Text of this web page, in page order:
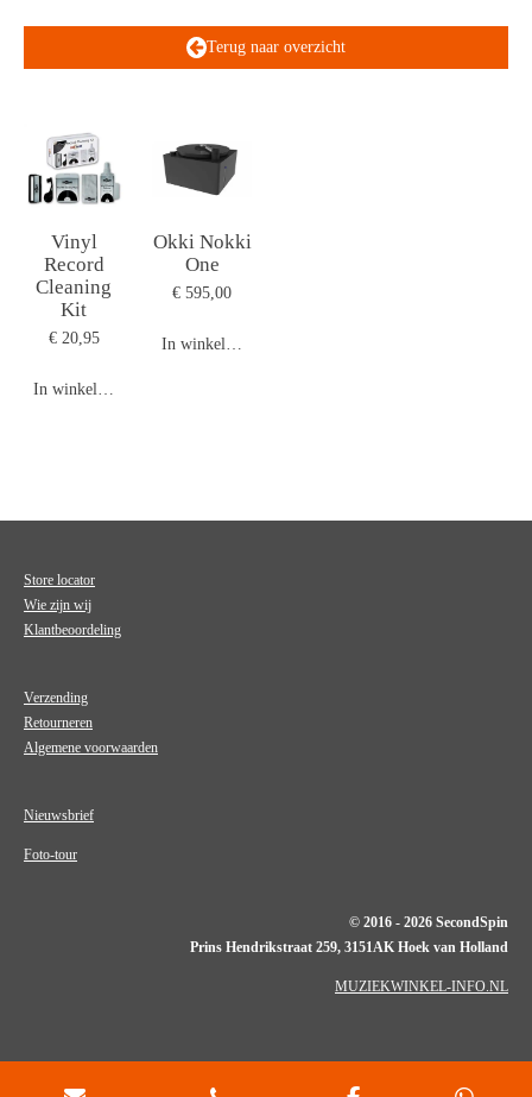
Terug naar overzicht
Vinyl
Record
Cleaning
Kit
€ 20,95
In winkelwagen
Okki Nokki
One
€ 595,00
In winkelwagen
Store locator
Wie zijn wij
Klantbeoordeling
Verzending
Retourneren
Algemene voorwaarden
Nieuwsbrief
Foto-tour
© 2016 - 2026 SecondSpin
Prins Hendrikstraat 259, 3151AK Hoek van Holland
MUZIEKWINKEL-INFO.NL